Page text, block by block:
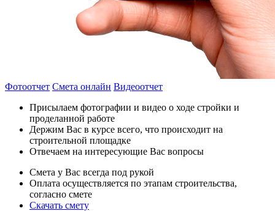
Фотоотчет Смета онлайн Видеоотчет
Присылаем фотографии и видео о ходе стройки и
проделанной работе
Держим Вас в курсе всего, что происходит на
строительной площадке
Отвечаем на интересующие Вас вопросы
Смета у Вас всегда под рукой
Оплата осуществляется по этапам строительства,
согласно смете
Скачать смету